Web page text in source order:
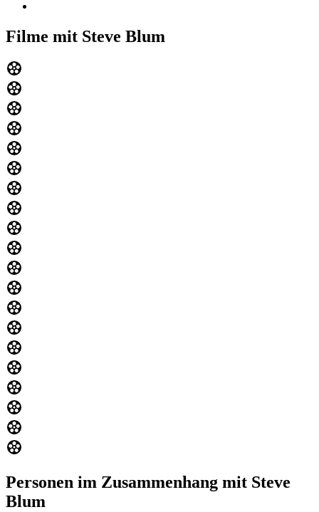
Filme mit Steve Blum
Personen im Zusammenhang mit Steve
Blum